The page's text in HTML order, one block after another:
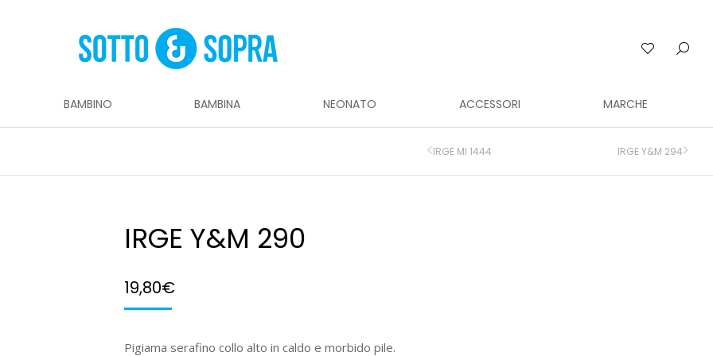
BAMBINO BAMBINA NEONATO ACCESSORI MARCHE
IRGE MI 1444 IRGE Y&M 294
IRGE Y&M 290
19,80€
Pigiama serafino collo alto in caldo e morbido pile.